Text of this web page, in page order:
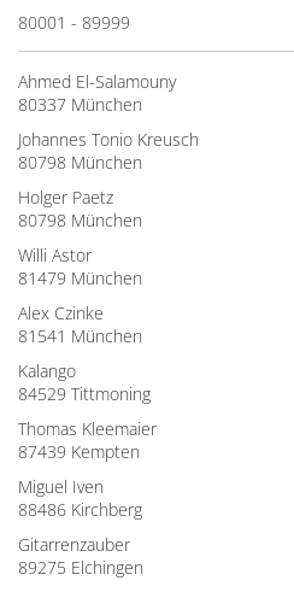
80001 - 89999
Ahmed El-Salamouny
80337 München
Johannes Tonio Kreusch
80798 München
Holger Paetz
80798 München
Willi Astor
81479 München
Alex Czinke
81541 München
Kalango
84529 Tittmoning
Thomas Kleemaier
87439 Kempten
Miguel Iven
88486 Kirchberg
Gitarrenzauber
89275 Elchingen